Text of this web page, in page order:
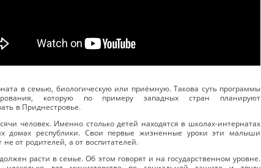
в семью, биологическую или приёмную. Такова суть программы
которую по примеру западных стран планируют
в Приднестровье.
человек. Именно столько детей находятся в школах-интернатах
домах республики. Свои первые жизненные уроки эти малыши
не от родителей, а от воспитателей.
расти в семье. Об этом говорят и на государственном уровне.